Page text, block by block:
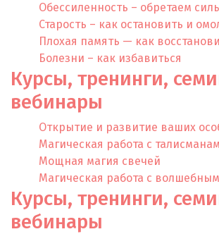
Обессиленность – обретаем
Старость – как остановить и
Плохая память — как
Болезни – как избавиться
Курсы, тренинги,
вебинары
Открытие и развитие ваших
Магическая работа с
Мощная магия свечей
Магическая работа с
Курсы, тренинги,
вебинары